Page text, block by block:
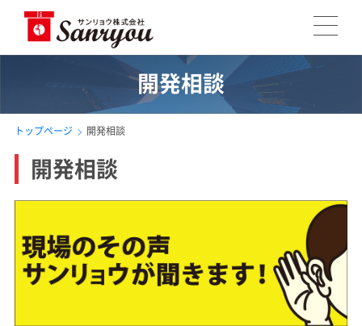
開発相談
トップページ 開発相談
開発相談